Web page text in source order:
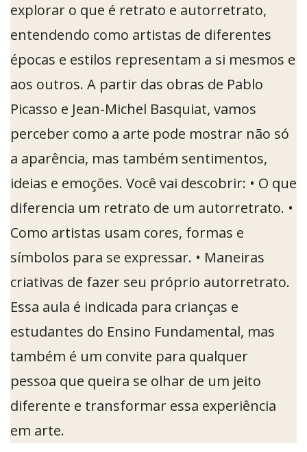
explorar o que é retrato e autorretrato,
entendendo como artistas de diferentes
épocas e estilos representam a si mesmos e
aos outros. A partir das obras de Pablo
Picasso e Jean-Michel Basquiat, vamos
perceber como a arte pode mostrar não só
a aparência, mas também sentimentos,
ideias e emoções. Você vai descobrir: • O que
diferencia um retrato de um autorretrato. •
Como artistas usam cores, formas e
símbolos para se expressar. • Maneiras
criativas de fazer seu próprio autorretrato.
Essa aula é indicada para crianças e
estudantes do Ensino Fundamental, mas
também é um convite para qualquer
pessoa que queira se olhar de um jeito
diferente e transformar essa experiência
em arte.